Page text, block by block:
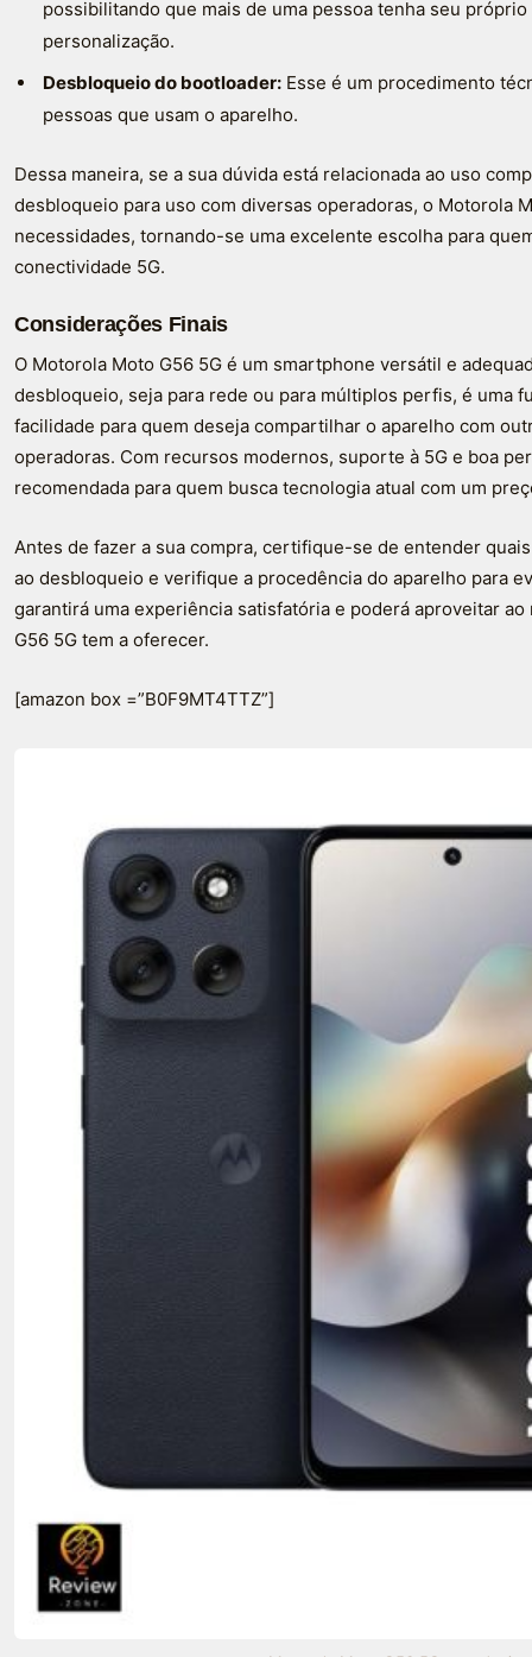
possibilitando que mais de uma pessoa tenha seu
personalização.
Desbloqueio do bootloader: Esse é um procedimento
pessoas que usam o aparelho.
Dessa maneira, se a sua dúvida está relacionada ao uso
desbloqueio para uso com diversas operadoras, o Motorola
necessidades, tornando-se uma excelente escolha para
conectividade 5G.
Considerações Finais
O Motorola Moto G56 5G é um smartphone versátil e
desbloqueio, seja para rede ou para múltiplos perfis, é uma
facilidade para quem deseja compartilhar o aparelho com
operadoras. Com recursos modernos, suporte à 5G e boa
recomendada para quem busca tecnologia atual com um
Antes de fazer a sua compra, certifique-se de entender
ao desbloqueio e verifique a procedência do aparelho para
garantirá uma experiência satisfatória e poderá aproveitar
G56 5G tem a oferecer.
[amazon box =”B0F9MT4TTZ”]